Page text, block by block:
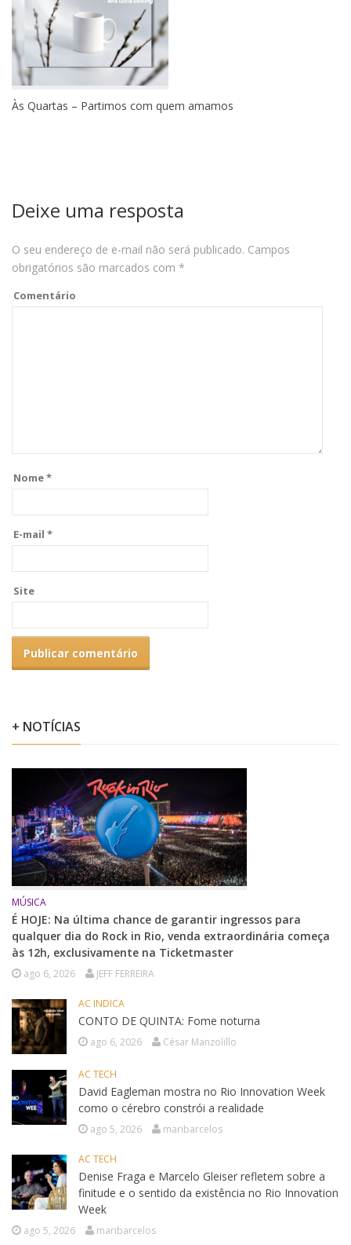
Às Quartas – Partimos com quem amamos
Deixe uma resposta
O seu endereço de e-mail não será publicado. Campos
obrigatórios são marcados com *
Comentário
Nome*
E-mail *
Site
+ NOTÍCIAS
MÚSICA
É HOJE: Na última chance de garantir ingressos para
qualquer dia do Rock in Rio, venda extraordinária começa
às 12h, exclusivamente na Ticketmaster
ago 6, 2026 JEFF FERREIRA
AC INDICA
CONTO DE QUINTA: Fome noturna
ago 6, 2026 César Manzolillo
AC TECH
David Eagleman mostra no Rio Innovation Week
como o cérebro constrói a realidade
ago 5, 2026 maribarcelos
AC TECH
Denise Fraga e Marcelo Gleiser refletem sobre a
finitude e o sentido da existência no Rio Innovation
Week
ago 5, 2026 maribarcelos